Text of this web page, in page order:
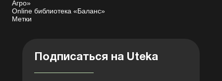
Агро»
Online библиотека «Баланс»
Метки
Подписаться на Uteka